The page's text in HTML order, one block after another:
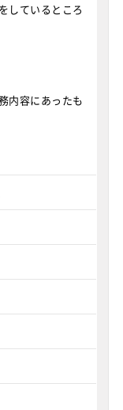
しているところ
内容にあったも